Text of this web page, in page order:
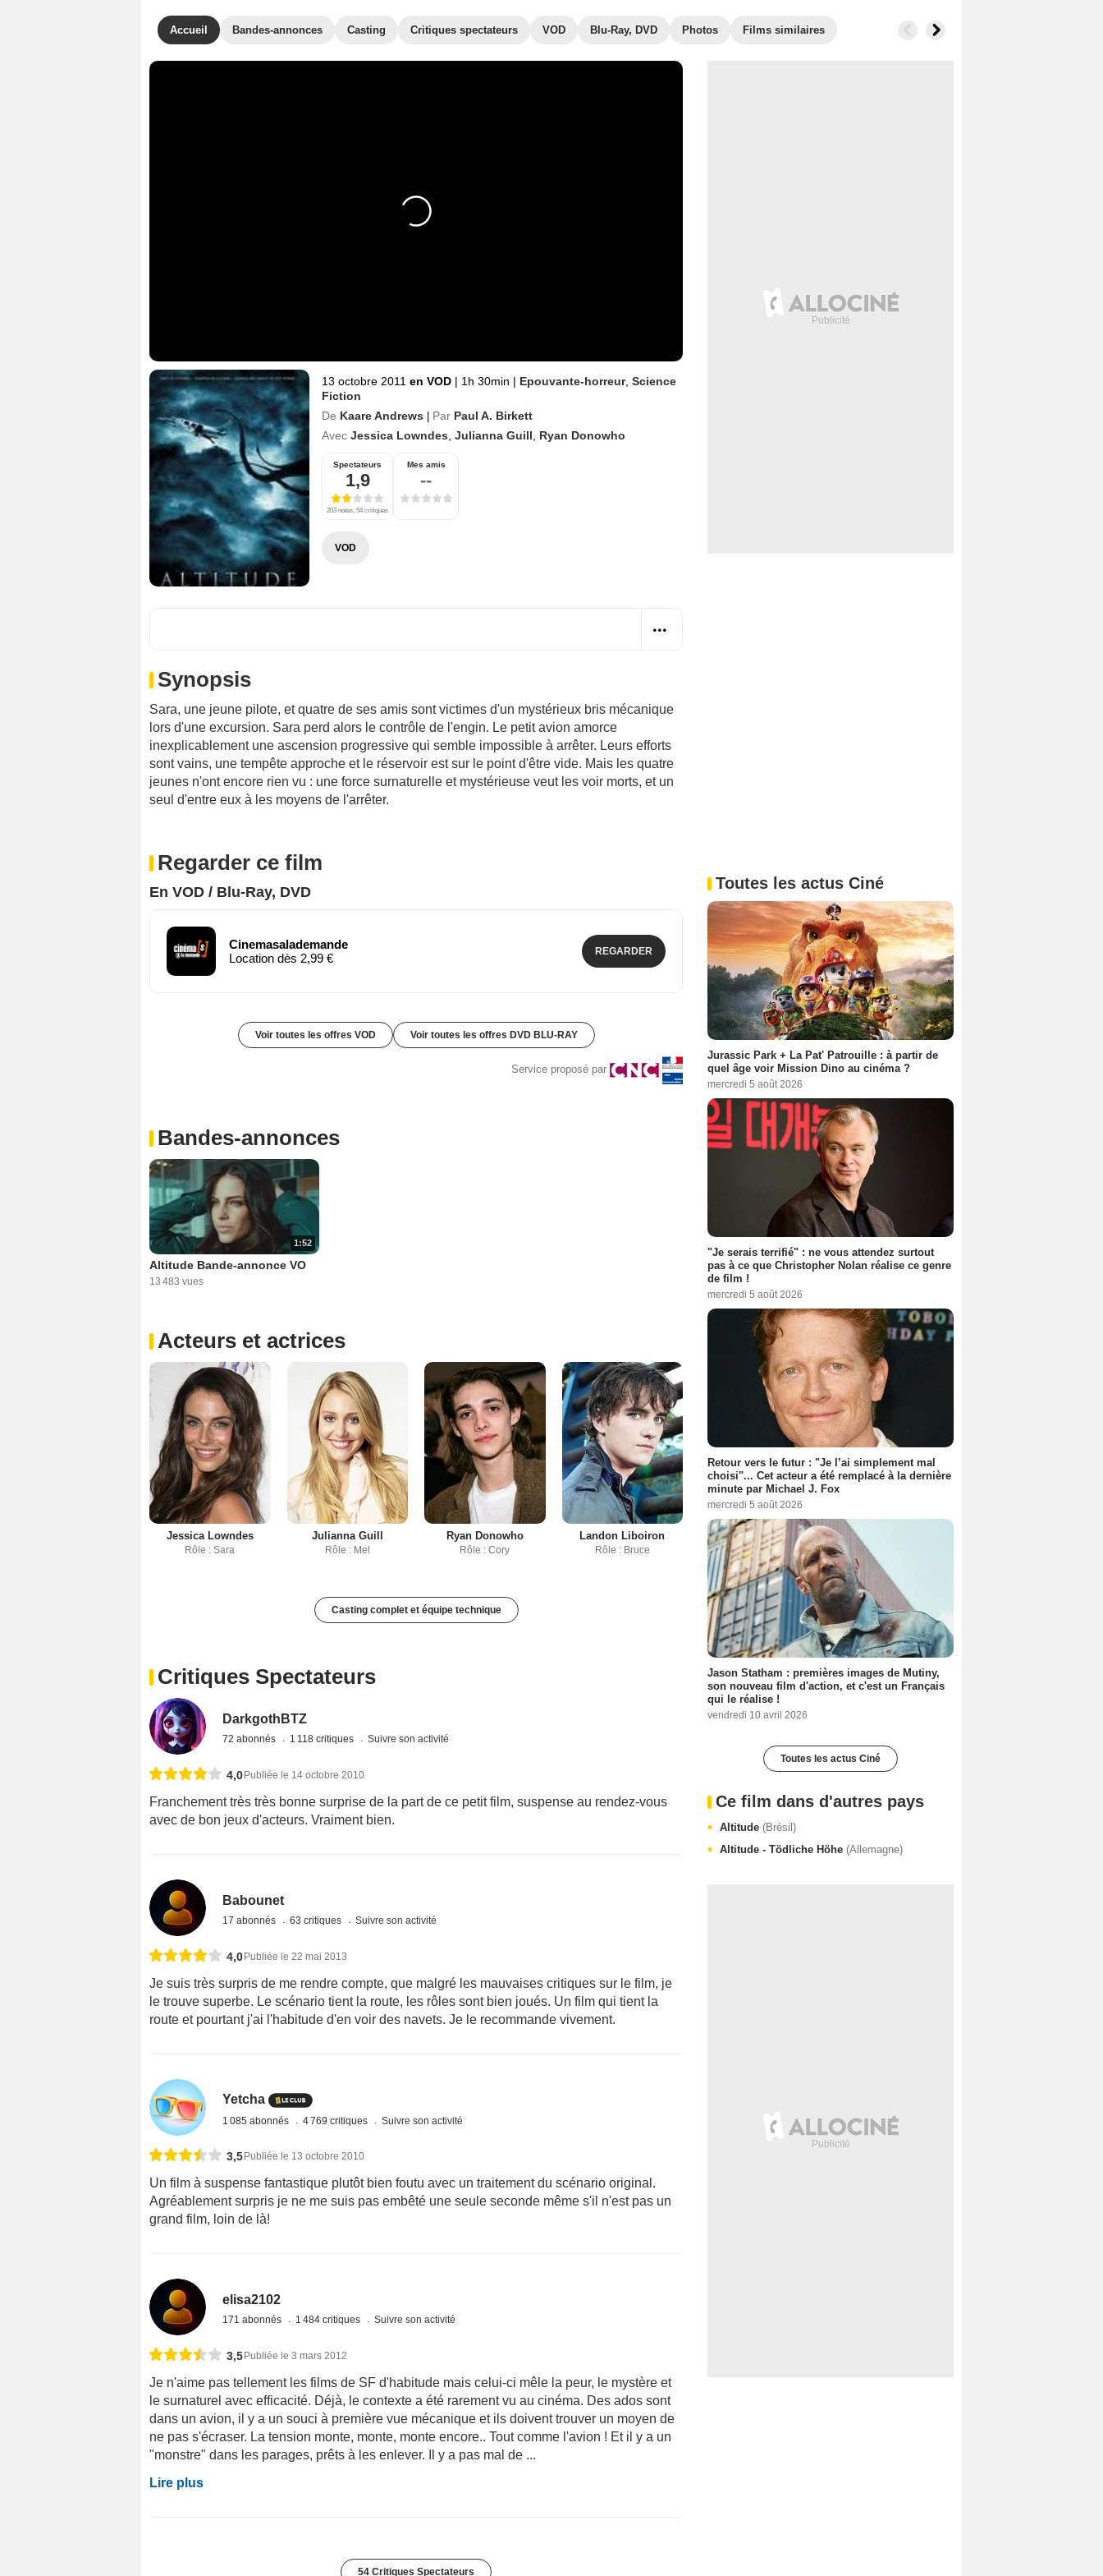
Accueil Bandes-annonces Casting Critiques spectateurs VOD Blu-Ray, DVD Photos Films similaires
13 octobre 2011 en VOD | 1h 30min | Epouvante-horreur, Science
Fiction
De Kaare Andrews | Par Paul A. Birkett
Avec Jessica Lowndes Julianna Guill Ryan Donowho
Spectateurs
1,9
203 notes, 54 critiques
Mes amis
--
VOD
Synopsis
Sara, une jeune pilote, et quatre de ses amis sont victimes d'un mystérieux bris mécanique
lors d'une excursion. Sara perd alors le contrôle de l'engin. Le petit avion amorce
inexplicablement une ascension progressive qui semble impossible à arrêter. Leurs efforts
sont vains, une tempête approche et le réservoir est sur le point d'être vide. Mais les quatre
jeunes n'ont encore rien vu : une force surnaturelle et mystérieuse veut les voir morts, et un
seul d'entre eux à les moyens de l'arrêter.
Regarder ce film
En VOD / Blu-Ray, DVD
Cinemasalademande
Location dès 2,99 €
REGARDER
Voir toutes les offres VOD Voir toutes les offres DVD BLU-RAY
Service proposé par
Bandes-annonces
1:52
Altitude Bande-annonce VO
13 483 vues
Acteurs et actrices
Jessica Lowndes
Rôle : Sara
Julianna Guill
Rôle : Mel
Ryan Donowho
Rôle : Cory
Landon Liboiron
Rôle : Bruce
Casting complet et équipe technique
Critiques Spectateurs
DarkgothBTZ
72 abonnés 1 118 critiques Suivre son activité
4,0 Publiée le 14 octobre 2010
Franchement très très bonne surprise de la part de ce petit film, suspense au rendez-vous
avec de bon jeux d'acteurs. Vraiment bien.
Babounet
17 abonnés 63 critiques Suivre son activité
4,0 Publiée le 22 mai 2013
Je suis très surpris de me rendre compte, que malgré les mauvaises critiques sur le film, je
le trouve superbe. Le scénario tient la route, les rôles sont bien joués. Un film qui tient la
route et pourtant j'ai l'habitude d'en voir des navets. Je le recommande vivement.
Yetcha
1 085 abonnés 4 769 critiques Suivre son activité
3,5 Publiée le 13 octobre 2010
Un film à suspense fantastique plutôt bien foutu avec un traitement du scénario original.
Agréablement surpris je ne me suis pas embêté une seule seconde même s'il n'est pas un
grand film, loin de là!
elisa2102
171 abonnés 1 484 critiques Suivre son activité
3,5 Publiée le 3 mars 2012
Je n'aime pas tellement les films de SF d'habitude mais celui-ci mêle la peur, le mystère et
le surnaturel avec efficacité. Déjà, le contexte a été rarement vu au cinéma. Des ados sont
dans un avion, il y a un souci à première vue mécanique et ils doivent trouver un moyen de
ne pas s'écraser. La tension monte, monte, monte encore.. Tout comme l'avion ! Et il y a un
"monstre" dans les parages, prêts à les enlever. Il y a pas mal de ...
Lire plus
54 Critiques Spectateurs
Toutes les actus Ciné
Jurassic Park + La Pat' Patrouille : à partir de
quel âge voir Mission Dino au cinéma ?
mercredi 5 août 2026
"Je serais terrifié" : ne vous attendez surtout
pas à ce que Christopher Nolan réalise ce genre
de film !
mercredi 5 août 2026
Retour vers le futur : "Je l’ai simplement mal
choisi"... Cet acteur a été remplacé à la dernière
minute par Michael J. Fox
mercredi 5 août 2026
Jason Statham : premières images de Mutiny,
son nouveau film d'action, et c'est un Français
qui le réalise !
vendredi 10 avril 2026
Toutes les actus Ciné
Ce film dans d'autres pays
Altitude (Brésil)
Altitude - Tödliche Höhe (Allemagne)